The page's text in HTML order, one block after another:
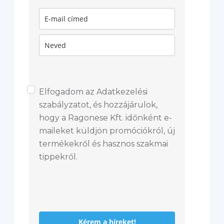
Elfogadom az Adatkezelési
szabályzatot, és hozzájárulok,
hogy a Ragonese Kft. időnként e-
maileket küldjön promóciókról, új
termékekről és hasznos szakmai
tippekről.
Kérem a híreket!